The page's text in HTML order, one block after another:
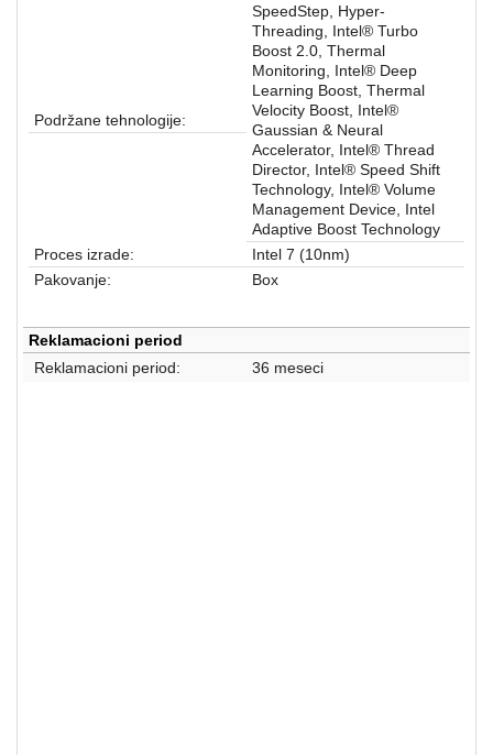
Podržane tehnologije:
SpeedStep, Hyper-
Threading, Intel® Turbo
Boost 2.0, Thermal
Monitoring, Intel® Deep
Learning Boost, Thermal
Velocity Boost, Intel®
Gaussian & Neural
Accelerator, Intel® Thread
Director, Intel® Speed Shift
Technology, Intel® Volume
Management Device, Intel
Adaptive Boost Technology
Proces izrade:
Intel 7 (10nm)
Pakovanje:
Box
Reklamacioni period
Reklamacioni period:
36 meseci